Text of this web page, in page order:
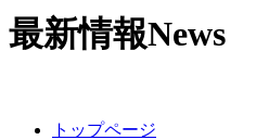
最新情報News
トップページ